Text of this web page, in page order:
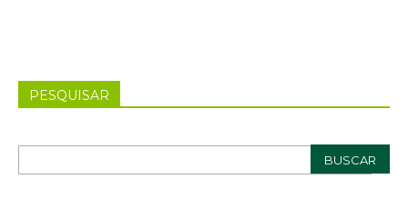
PESQUISAR